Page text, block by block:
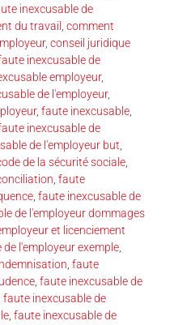
inexcusable de
du travail , comment
, conseil juridique
inexcusable de
employeur,
de l'employeur,
, faute inexcusable,
inexcusable de
de l'employeur but,
de la sécurité sociale,
, faute
, faute inexcusable de
de l'employeur dommages
et licenciement
l'employeur exemple,
, faute
, faute inexcusable de
faute inexcusable de
, faute inexcusable de